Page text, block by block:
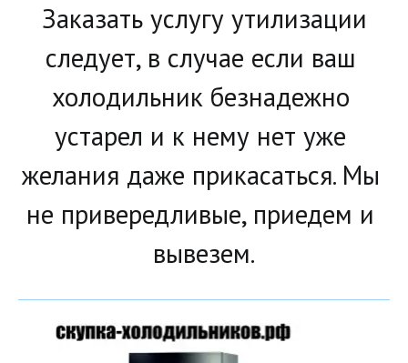
Заказать услугу утилизации
следует, в случае если ваш
холодильник безнадежно
устарел и к нему нет уже
желания даже прикасаться. Мы
не привередливые, приедем и
вывезем.